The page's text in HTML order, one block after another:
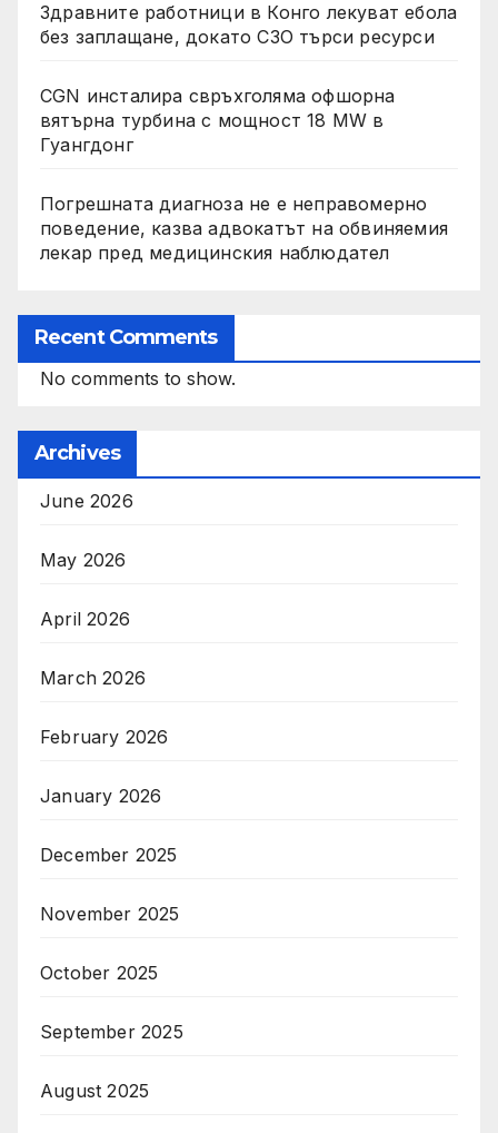
Здравните работници в Конго лекуват ебола
без заплащане, докато СЗО търси ресурси
CGN инсталира свръхголяма офшорна
вятърна турбина с мощност 18 MW в
Гуангдонг
Погрешната диагноза не е неправомерно
поведение, казва адвокатът на обвиняемия
лекар пред медицинския наблюдател
Recent Comments
No comments to show.
Archives
June 2026
May 2026
April 2026
March 2026
February 2026
January 2026
December 2025
November 2025
October 2025
September 2025
August 2025